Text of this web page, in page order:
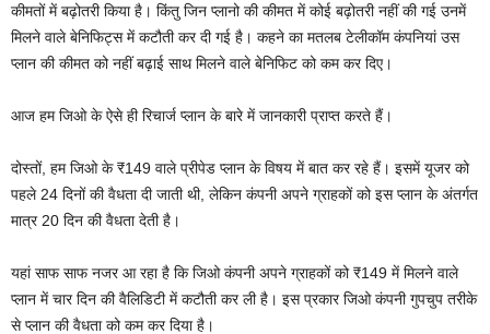
कीमतों में बढ़ोतरी किया है। किंतु जिन प्लानो की कीमत में कोई बढ़ोतरी नहीं की गई उनमें
मिलने वाले बेनिफिट्स में कटौती कर दी गई है। कहने का मतलब टेलीकॉम कंपनियां उस
प्लान की कीमत को नहीं बढ़ाई साथ मिलने वाले बेनिफिट को कम कर दिए।
आज हम जिओ के ऐसे ही रिचार्ज प्लान के बारे में जानकारी प्राप्त करते हैं।
दोस्तों, हम जिओ के ₹149 वाले प्रीपेड प्लान के विषय में बात कर रहे हैं। इसमें यूजर को
पहले 24 दिनों की वैधता दी जाती थी, लेकिन कंपनी अपने ग्राहकों को इस प्लान के अंतर्गत
मात्र 20 दिन की वैधता देती है। ‌
यहां साफ साफ नजर आ रहा है कि जिओ कंपनी अपने ग्राहकों को ₹149 में मिलने वाले
प्लान में चार दिन की वैलिडिटी में कटौती कर ली है। इस प्रकार जिओ कंपनी गुपचुप तरीके
से प्लान की वैधता को कम कर दिया है।